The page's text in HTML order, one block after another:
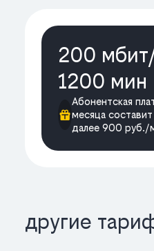
200
1200 мин
Абонентская
месяца
далее 900 руб./
другие